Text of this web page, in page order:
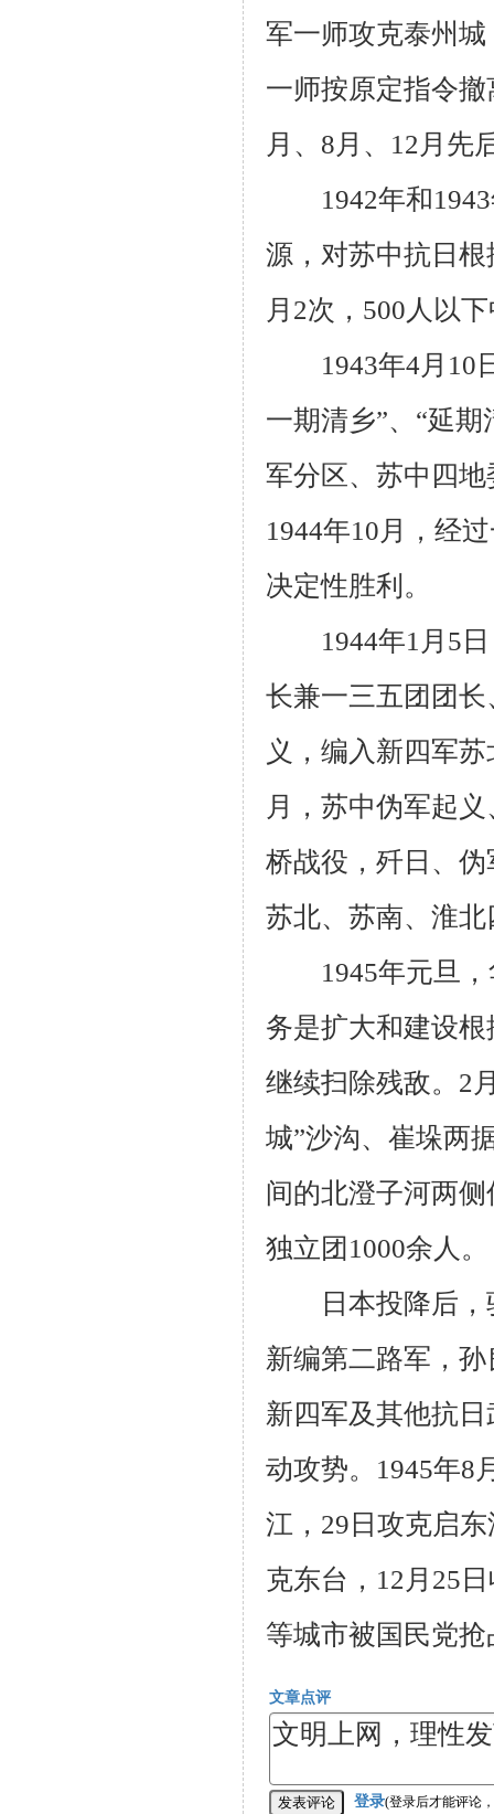
军一师攻克泰州
一师按原定指令
月、 8月、 12月先
1942年和1943
源，对苏中抗日
月 2次， 500人以
1943年4月 10
一期清乡”、“延
军分区、苏中四
1944年10月，经
决定性胜利。
1944年1 月 5
长兼一三五团团
义，编入新四军
月，苏中伪军起
桥战役，歼日、
苏北、苏南、淮
1945年元旦
务是扩大和建设
继续扫除残敌。 2
城”沙沟、崔垛两
间的北澄子河两
独立团 1000余人。
日本投降后，
新编第二路军，
新四军及其他抗
动攻势。 1945年8
江， 29 日攻克启
克东台， 12月 25
等城市被国民党
文章点评
登录(登录后才能评论